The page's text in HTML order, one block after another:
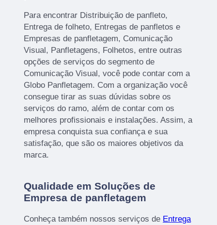
Para encontrar Distribuição de panfleto,
Entrega de folheto, Entregas de panfletos e
Empresas de panfletagem, Comunicação
Visual, Panfletagens, Folhetos, entre outras
opções de serviços do segmento de
Comunicação Visual, você pode contar com a
Globo Panfletagem. Com a organização você
consegue tirar as suas dúvidas sobre os
serviços do ramo, além de contar com os
melhores profissionais e instalações. Assim, a
empresa conquista sua confiança e sua
satisfação, que são os maiores objetivos da
marca.
Qualidade em Soluções de
Empresa de panfletagem
Conheça também nossos serviços de Entrega